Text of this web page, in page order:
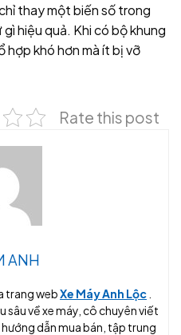
thay một biến số trong
hiệu quả. Khi có bộ khung
khó hơn mà ít bị vỡ
Rate this post
ANH
trang webXe Máy Anh Lộc
sâu về xe máy, cô chuyên viết
dẫn mua bán, tập trung